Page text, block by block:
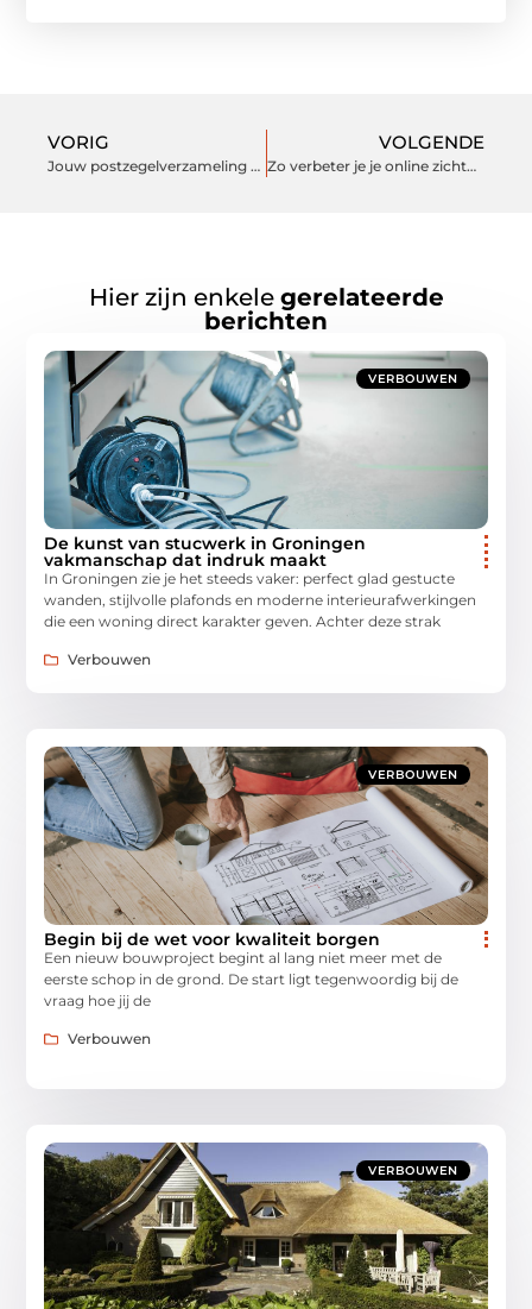
VORIG
Jouw postzegelverzameling verkopen: succesvol en simpel
VOLGENDE
Zo verbeter je je online zichtbaarheid met SEO in Tilburg
Hier zijn enkele gerelateerde
berichten
VERBOUWEN
De kunst van stucwerk in Groningen
vakmanschap dat indruk maakt
In Groningen zie je het steeds vaker: perfect glad gestucte
wanden, stijlvolle plafonds en moderne interieurafwerkingen
die een woning direct karakter geven. Achter deze strak
Verbouwen
VERBOUWEN
Begin bij de wet voor kwaliteit borgen
Een nieuw bouwproject begint al lang niet meer met de
eerste schop in de grond. De start ligt tegenwoordig bij de
vraag hoe jij de
Verbouwen
VERBOUWEN